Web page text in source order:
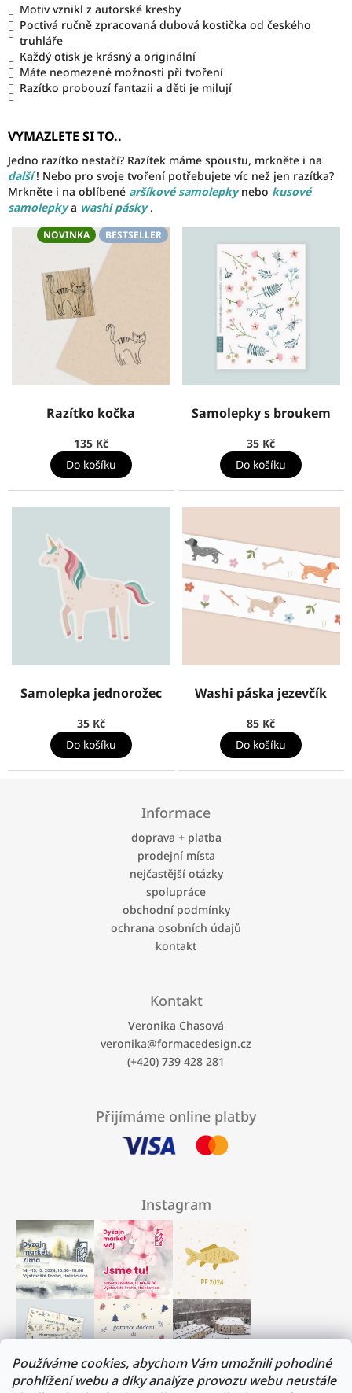
Používáme cookies, abychom Vám umožnili pohodlné
prohlížení webu a díky analýze provozu webu neustále
Motiv vznikl z autorské kresby
Poctivá ručně zpracovaná dubová kostička od českého
truhláře
Každý otisk je krásný a originální
Máte neomezené možnosti při tvoření
Razítko probouzí fantazii a děti je milují
VYMAZLETE SI TO..
Jedno razítko nestačí? Razítek máme spoustu, mrkněte i na
další! Nebo pro svoje tvoření potřebujete víc než jen razítka?
Mrkněte i na oblíbené aršíkové samolepkynebo kusové
samolepkya washi pásky.
NOVINKA BESTSELLER
Razítko kočka
135 Kč
Do košíku
Samolepky s broukem
35 Kč
Do košíku
Samolepka jednorožec
35 Kč
Do košíku
Washi páska jezevčík
85 Kč
Do košíku
Informace
doprava + platba
prodejní místa
nejčastější otázky
spolupráce
obchodní podmínky
ochrana osobních údajů
kontakt
Kontakt
Veronika Chasová
veronika@formacedesign.cz
(+420) 739 428 281
Přijímáme online platby
Instagram